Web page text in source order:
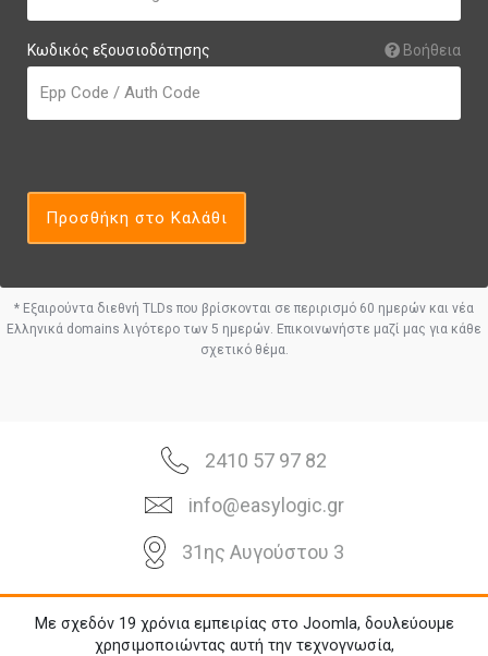
Κωδικός εξουσιοδότησης Βοήθεια
Προσθήκη στο Καλάθι
* Εξαιρούντα διεθνή TLDs που βρίσκονται σε περιρισμό 60 ημερών και νέα
Ελληνικά domains λιγότερο των 5 ημερών. Επικοινωνήστε μαζί μας για κάθε
σχετικό θέμα.
2410 57 97 82
info@easylogic.gr
31ης Αυγούστου 3
Με σχεδόν 19 χρόνια εμπειρίας στο Joomla, δουλεύουμε
χρησιμοποιώντας αυτή την τεχνογνωσία,